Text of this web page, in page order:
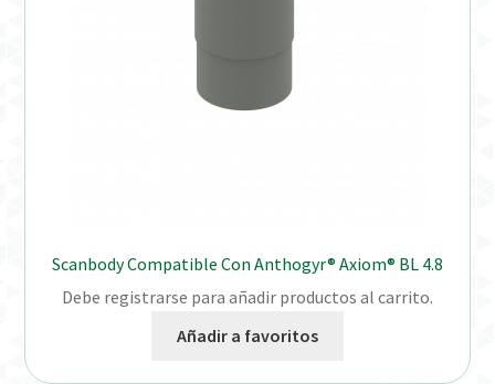
Scanbody Compatible Con Anthogyr® Axiom® BL 4.8
Debe registrarse para añadir productos al carrito.
Añadir a favoritos